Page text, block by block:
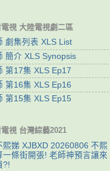
視 大陸電視劇二區
劇集列表 XLS List
簡介 XLS Synopsis
第17集 XLS Ep17
第16集 XLS Ep16
第15集 XLS Ep15
視 台灣綜藝2021
熙娣 XJBXD 20260806 不熙
一條街開張! 老師神預言讓來
?!